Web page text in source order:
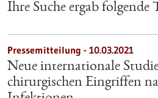
Ihre Suche ergab folgende
Pressemitteilung - 10.03.2021
Neue internationale
chirurgischen Eingriffen